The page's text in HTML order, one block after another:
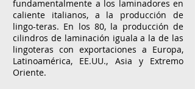
fundamentalmente a los laminadores en
caliente italianos, a la producción de
lingo-teras. En los 80, la producción de
cilindros de laminación iguala a la de las
lingoteras con exportaciones a Europa,
Latinoamérica, EE.UU., Asia y Extremo
Oriente.